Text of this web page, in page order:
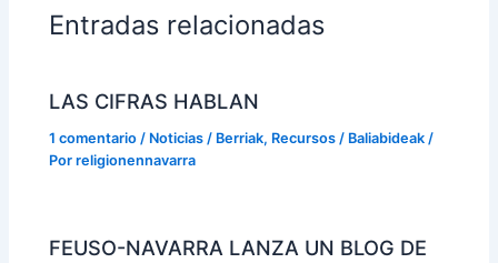
Entradas relacionadas
LAS CIFRAS HABLAN
1 comentario / Noticias / Berriak, Recursos / Baliabideak /
Porreligionennavarra
FEUSO-NAVARRA LANZA UN BLOG DE